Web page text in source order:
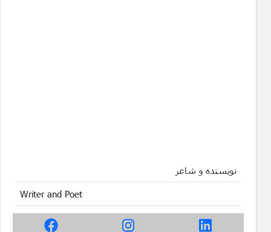
نویسنده و شاعر
Writer and Poet